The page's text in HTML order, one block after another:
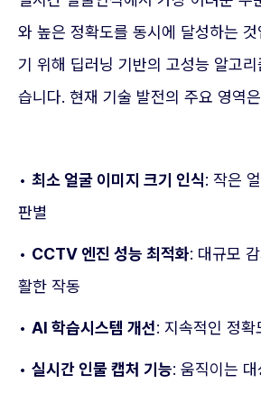
와 높은 정확도를 동시에 달성하는
기 위해 딥러닝 기반의 고성능 알고
습니다. 현재 기술 발전의 주요 영역
• 최소 얼굴 이미지 크기 인식: 작은
판별
• CCTV 엔진 성능 최적화: 대규모
활한 작동
• AI 학습시스템 개선: 지속적인 정확
• 실시간 인물 캡처 기능: 움직이는